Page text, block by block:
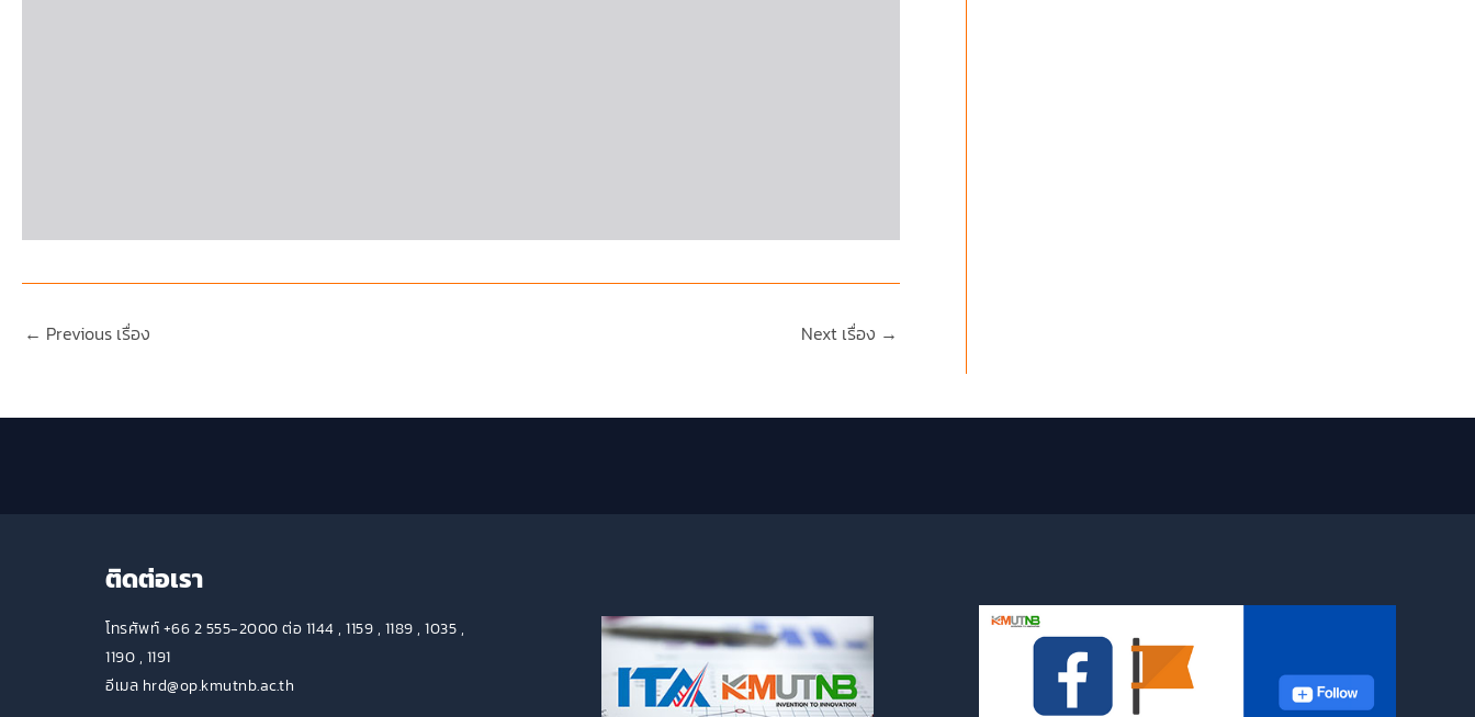
← Previous เรื่อง Next เรื่อง →
ติดต่อเรา
โทรศัพท์ +66 2 555-2000 ต่อ 1144 , 1159 , 1189 , 1035 ,
1190 , 1191
อีเมล hrd@op.kmutnb.ac.th